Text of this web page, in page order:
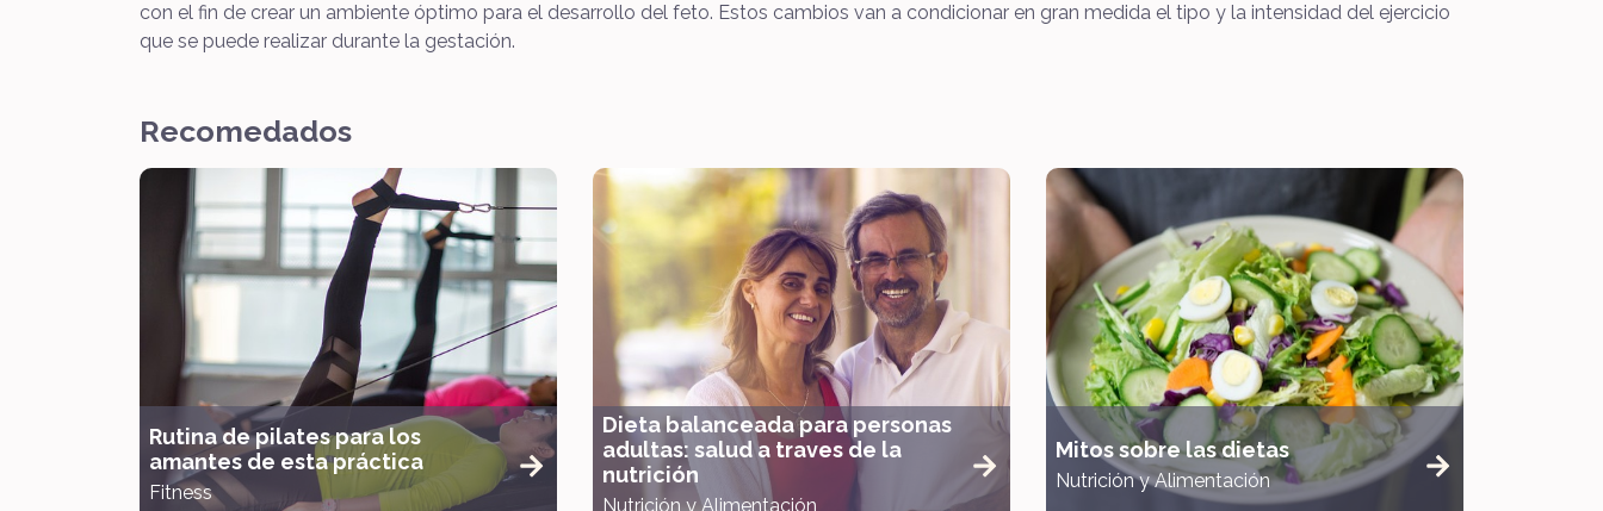
con el fin de crear un ambiente óptimo para el desarrollo del feto. Estos cambios van a condicionar en gran medida el tipo y la intensidad del ejercicio
que se puede realizar durante la gestación.
Recomedados
Rutina de pilates para los
amantes de esta práctica
Fitness
Dieta balanceada para personas
adultas: salud a traves de la
nutrición
Nutrición y Alimentación
Mitos sobre las dietas
Nutrición y Alimentación